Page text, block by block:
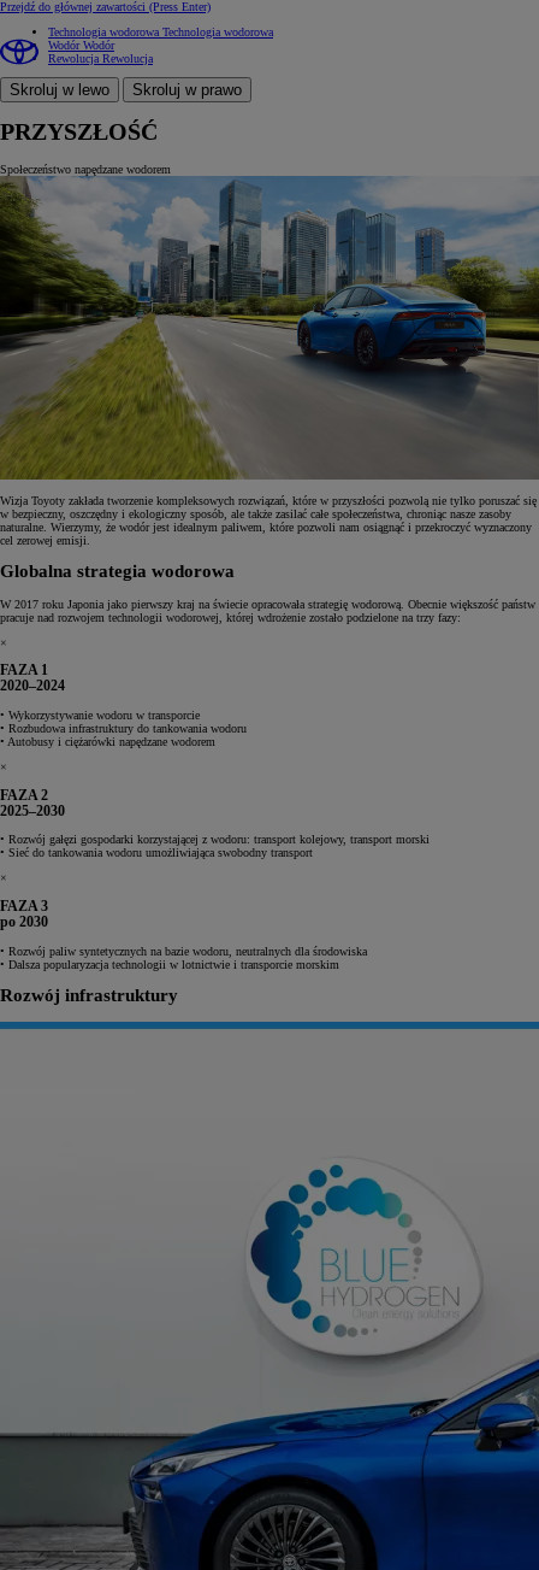
Przejdź do głównej zawartości (Press Enter)
Technologia wodorowa Technologia wodorowa
WodórWodór
Rewolucja Rewolucja
Skroluj w lewo Skroluj w prawo
PRZYSZŁOŚĆ
Społeczeństwo napędzane wodorem
Wizja Toyoty zakłada tworzenie kompleksowych rozwiązań, które w przyszłości pozwolą nie tylko poruszać się
w bezpieczny, oszczędny i ekologiczny sposób, ale także zasilać całe społeczeństwa, chroniąc nasze zasoby
naturalne. Wierzymy, że wodór jest idealnym paliwem, które pozwoli nam osiągnąć i przekroczyć wyznaczony
cel zerowej emisji.
Globalna strategia wodorowa
W 2017 roku Japonia jako pierwszy kraj na świecie opracowała strategię wodorową. Obecnie większość państw
pracuje nad rozwojem technologii wodorowej, której wdrożenie zostało podzielone na trzy fazy:
×
FAZA 1
2020–2024
• Wykorzystywanie wodoru w transporcie
• Rozbudowa infrastruktury do tankowania wodoru
• Autobusy i ciężarówki napędzane wodorem
×
FAZA 2
2025–2030
• Rozwój gałęzi gospodarki korzystającej z wodoru: transport kolejowy, transport morski
• Sieć do tankowania wodoru umożliwiająca swobodny transport
×
FAZA 3
po 2030
• Rozwój paliw syntetycznych na bazie wodoru, neutralnych dla środowiska
• Dalsza popularyzacja technologii w lotnictwie i transporcie morskim
Rozwój infrastruktury